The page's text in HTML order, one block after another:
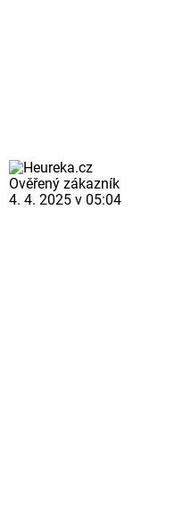
Ověřený zákazník
4. 4. 2025 v 05:04